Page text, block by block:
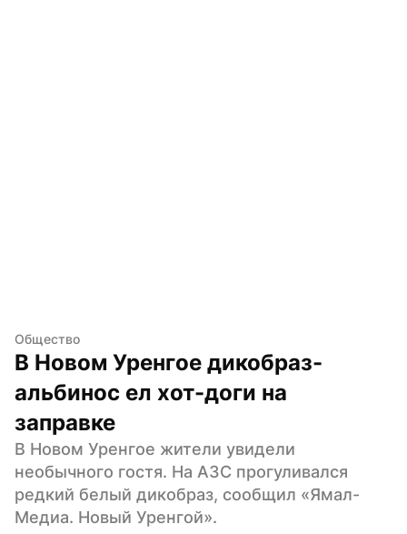
Общество
В Новом Уренгое дикобраз-
альбинос ел хот-доги на
заправке
В Новом Уренгое жители увидели
необычного гостя. На АЗС прогуливался
редкий белый дикобраз, сообщил «Ямал-
Медиа. Новый Уренгой».